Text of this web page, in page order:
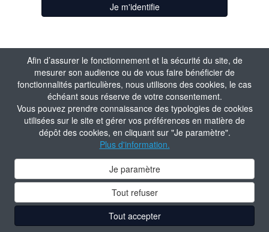
Afin d’assurer le fonctionnement et la sécurité du site, de
mesurer son audience ou de vous faire bénéficier de
fonctionnalités particulières, nous utilisons des cookies, le cas
échéant sous réserve de votre consentement.
Vous pouvez prendre connaissance des typologies de cookies
utilisées sur le site et gérer vos préférences en matière de
dépôt des cookies, en cliquant sur "Je paramètre".
Plus d'information.
Je paramètre
Tout refuser
Tout accepter
Je m'identifie